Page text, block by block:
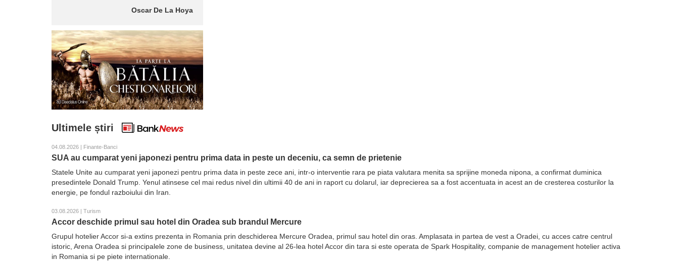
Oscar De La Hoya
Ultimele știri
04.08.2026 | Finante-Banci
SUA au cumparat yeni japonezi pentru prima data in peste un deceniu, ca semn de prietenie
Statele Unite au cumparat yeni japonezi pentru prima data in peste zece ani, intr-o interventie rara pe piata valutara menita sa sprijine moneda nipona, a confirmat duminica
presedintele Donald Trump. Yenul atinsese cel mai redus nivel din ultimii 40 de ani in raport cu dolarul, iar deprecierea sa a fost accentuata in acest an de cresterea costurilor la
energie, pe fondul razboiului din Iran.
03.08.2026 | Turism
Accor deschide primul sau hotel din Oradea sub brandul Mercure
Grupul hotelier Accor si-a extins prezenta in Romania prin deschiderea Mercure Oradea, primul sau hotel din oras. Amplasata in partea de vest a Oradei, cu acces catre centrul
istoric, Arena Oradea si principalele zone de business, unitatea devine al 26-lea hotel Accor din tara si este operata de Spark Hospitality, companie de management hotelier activa
in Romania si pe piete internationale.